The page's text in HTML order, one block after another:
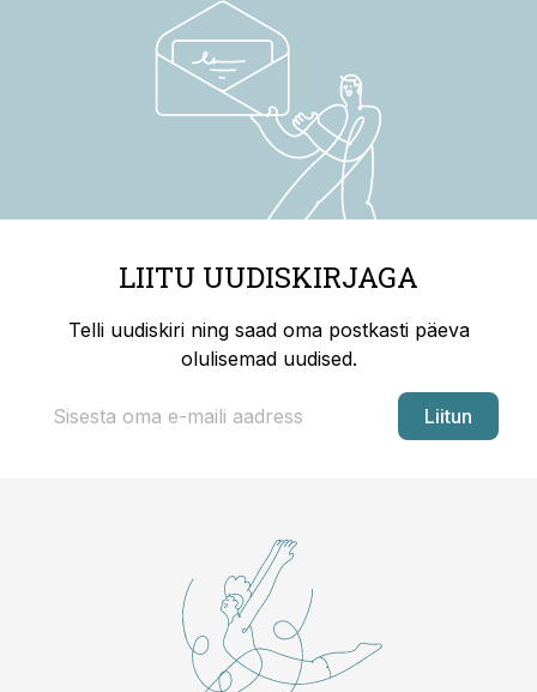
LIITU UUDISKIRJAGA
Telli uudiskiri ning saad oma postkasti päeva
olulisemad uudised.
Liitun